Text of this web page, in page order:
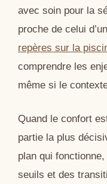
avec soin pour la
proche de celui
repères sur la
comprendre les
même si le
Quand le confort
partie la plus
plan qui
seuils et des